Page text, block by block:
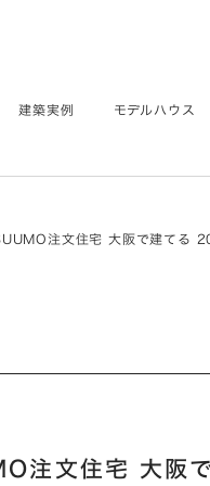
建築実例 モデルハウス
注文住宅 大阪で建てる
注文住宅 大阪